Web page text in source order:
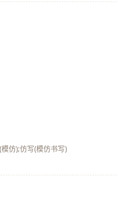
仿);仿写(模仿书写)